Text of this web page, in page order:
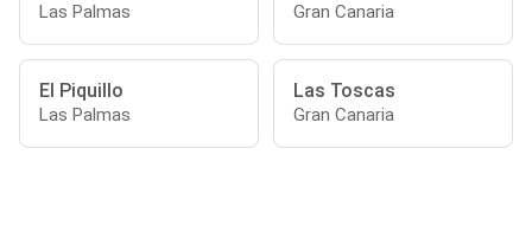
Las Palmas Gran Canaria
El Piquillo
Las Palmas
Las Toscas
Gran Canaria